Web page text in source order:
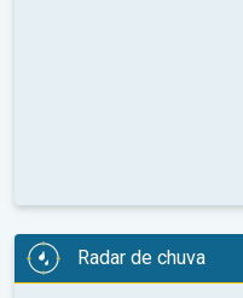
Radar de chuva